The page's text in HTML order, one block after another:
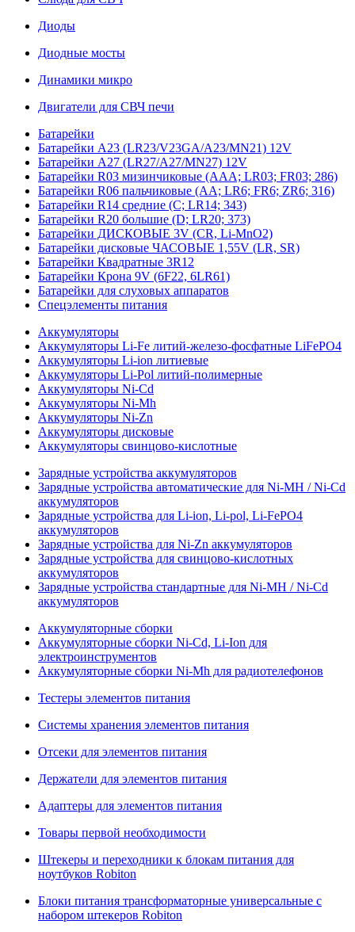
Диоды
Диодные мосты
Динамики микро
Двигатели для СВЧ печи
Батарейки
Батарейки A23 (LR23/V23GA/A23/MN21) 12V
Батарейки A27 (LR27/A27/MN27) 12V
Батарейки R03 мизинчиковые (AAA; LR03; FR03; 286)
Батарейки R06 пальчиковые (AA; LR6; FR6; ZR6; 316)
Батарейки R14 средние (C; LR14; 343)
Батарейки R20 большие (D; LR20; 373)
Батарейки ДИСКОВЫЕ 3V (CR, Li-MnO2)
Батарейки дисковые ЧАСОВЫЕ 1,55V (LR, SR)
Батарейки Квадратные 3R12
Батарейки Крона 9V (6F22, 6LR61)
Батарейки для слуховых аппаратов
Спецэлементы питания
Аккумуляторы
Аккумуляторы Li-Fe литий-железо-фосфатные LiFePO4
Аккумуляторы Li-ion литиевые
Аккумуляторы Li-Pol литий-полимерные
Аккумуляторы Ni-Cd
Аккумуляторы Ni-Mh
Аккумуляторы Ni-Zn
Аккумуляторы дисковые
Аккумуляторы свинцово-кислотные
Зарядные устройства аккумуляторов
Зарядные устройства автоматические для Ni-MH / Ni-Cd
аккумуляторов
Зарядные устройства для Li-ion, Li-pol, Li-FePO4
аккумуляторов
Зарядные устройства для Ni-Zn аккумуляторов
Зарядные устройства для свинцово-кислотных
аккумуляторов
Зарядные устройства стандартные для Ni-MH / Ni-Cd
аккумуляторов
Аккумуляторные сборки
Аккумуляторные сборки Ni-Cd, Li-Ion для
электроинструментов
Аккумуляторные сборки Ni-Mh для радиотелефонов
Тестеры элементов питания
Системы хранения элементов питания
Отсеки для элементов питания
Держатели для элементов питания
Адаптеры для элементов питания
Товары первой необходимости
Штекеры и переходники к блокам питания для
ноутбуков Robiton
Блоки питания трансформаторные универсальные с
набором штекеров Robiton